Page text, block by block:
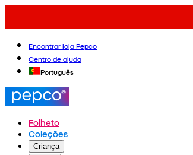
Encontrar loja Pepco
Centro de ajuda
Português
Folheto
Coleções
Criança